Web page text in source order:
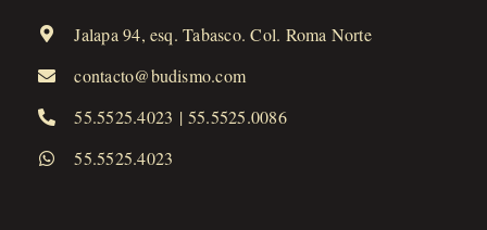
Jalapa 94, esq. Tabasco. Col. Roma Norte
contacto@budismo.com
55.5525.4023 | 55.5525.0086
55.5525.4023